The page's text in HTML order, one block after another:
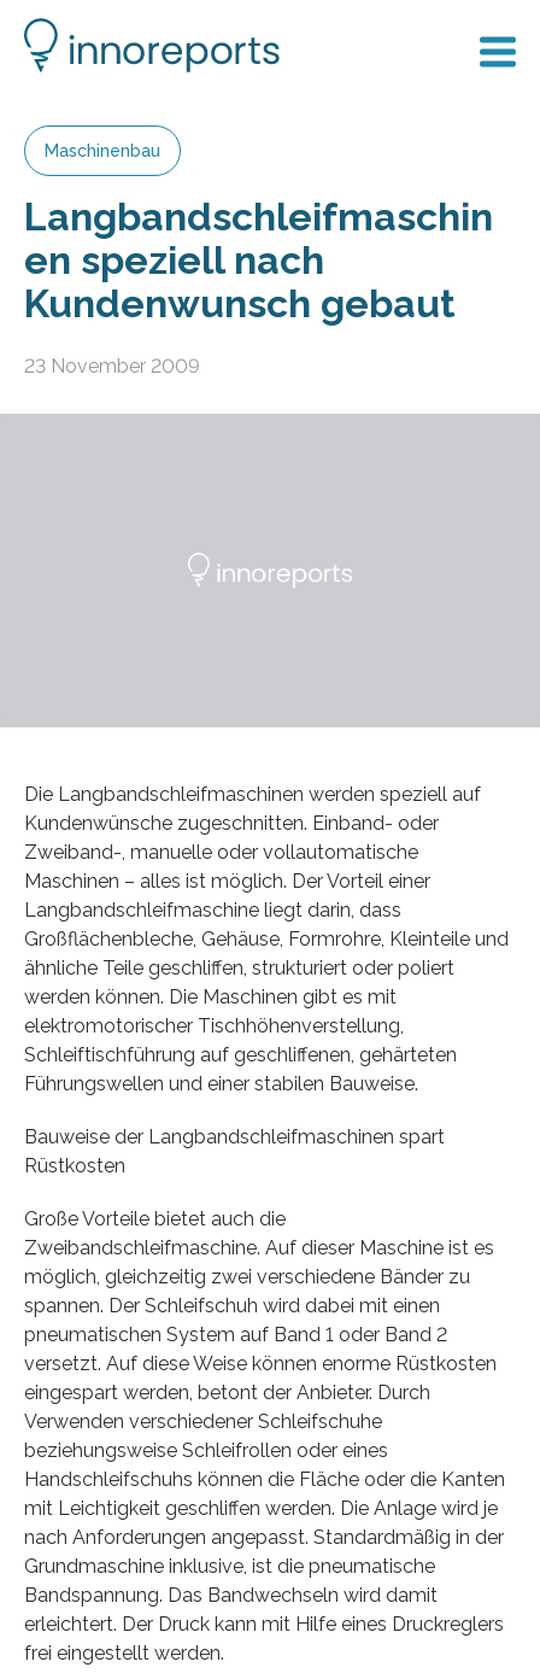
Maschinenbau
Langbandschleifmaschin
en speziell nach
Kundenwunsch gebaut
23 November 2009
Die Langbandschleifmaschinen werden speziell auf
Kundenwünsche zugeschnitten. Einband- oder
Zweiband-, manuelle oder vollautomatische
Maschinen – alles ist möglich. Der Vorteil einer
Langbandschleifmaschine liegt darin, dass
Großflächenbleche, Gehäuse, Formrohre, Kleinteile und
ähnliche Teile geschliffen, strukturiert oder poliert
werden können. Die Maschinen gibt es mit
elektromotorischer Tischhöhenverstellung,
Schleiftischführung auf geschliffenen, gehärteten
Führungswellen und einer stabilen Bauweise.
Bauweise der Langbandschleifmaschinen spart
Rüstkosten
Große Vorteile bietet auch die
Zweibandschleifmaschine. Auf dieser Maschine ist es
möglich, gleichzeitig zwei verschiedene Bänder zu
spannen. Der Schleifschuh wird dabei mit einen
pneumatischen System auf Band 1 oder Band 2
versetzt. Auf diese Weise können enorme Rüstkosten
eingespart werden, betont der Anbieter. Durch
Verwenden verschiedener Schleifschuhe
beziehungsweise Schleifrollen oder eines
Handschleifschuhs können die Fläche oder die Kanten
mit Leichtigkeit geschliffen werden. Die Anlage wird je
nach Anforderungen angepasst. Standardmäßig in der
Grundmaschine inklusive, ist die pneumatische
Bandspannung. Das Bandwechseln wird damit
erleichtert. Der Druck kann mit Hilfe eines Druckreglers
frei eingestellt werden.